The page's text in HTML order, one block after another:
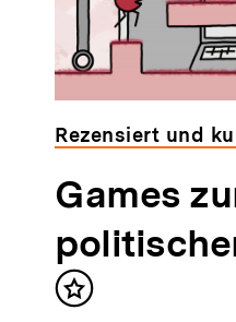
Rezensiert und
Games
Inhalt